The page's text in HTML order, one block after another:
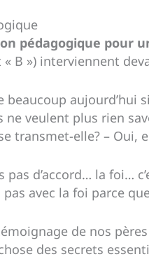
pédagogique pour
« B ») interviennent
beaucoup
ne veulent plus rien
transmet-elle? – Oui,
pas d’accord… la foi…
avec la foi parce
de nos
des secrets